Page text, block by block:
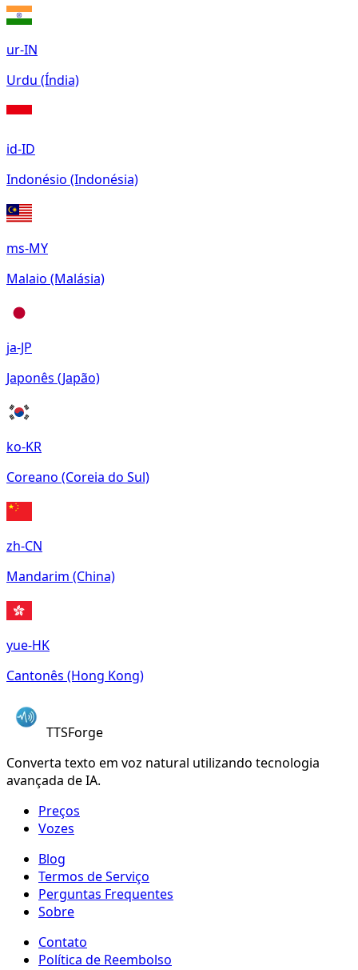
ur-IN
Urdu (Índia)
id-ID
Indonésio (Indonésia)
ms-MY
Malaio (Malásia)
ja-JP
Japonês (Japão)
ko-KR
Coreano (Coreia do Sul)
zh-CN
Mandarim (China)
yue-HK
Cantonês (Hong Kong)
TTSForge
Converta texto em voz natural utilizando tecnologia
avançada de IA.
Preços
Vozes
Blog
Termos de Serviço
Perguntas Frequentes
Sobre
Contato
Política de Reembolso